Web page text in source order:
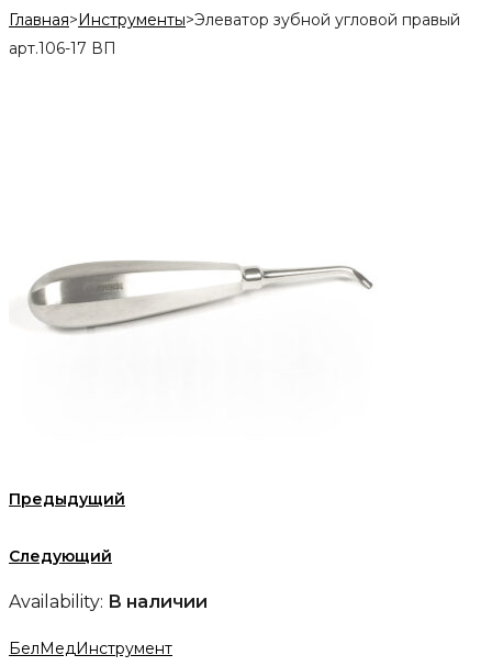
Главная> Инструменты>Элеватор зубной угловой правый
арт.106-17 ВП
Предыдущий
Следующий
Availability: В наличии
БелМедИнструмент